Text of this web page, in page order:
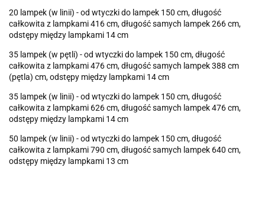
20 lampek (w linii) - od wtyczki do lampek 150 cm, długość
całkowita z lampkami 416 cm, długość samych lampek 266 cm,
odstępy między lampkami 14 cm
35 lampek (w pętli) - od wtyczki do lampek 150 cm, długość
całkowita z lampkami 476 cm, długość samych lampek 388 cm
(pętla) cm, odstępy między lampkami 14 cm
35 lampek (w linii) - od wtyczki do lampek 150 cm, długość
całkowita z lampkami 626 cm, długość samych lampek 476 cm,
odstępy między lampkami 14 cm
50 lampek (w linii) - od wtyczki do lampek 150 cm, długość
całkowita z lampkami 790 cm, długość samych lampek 640 cm,
odstępy między lampkami 13 cm